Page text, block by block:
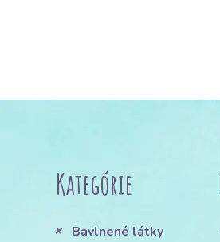
Kategórie
Bavlnené látky